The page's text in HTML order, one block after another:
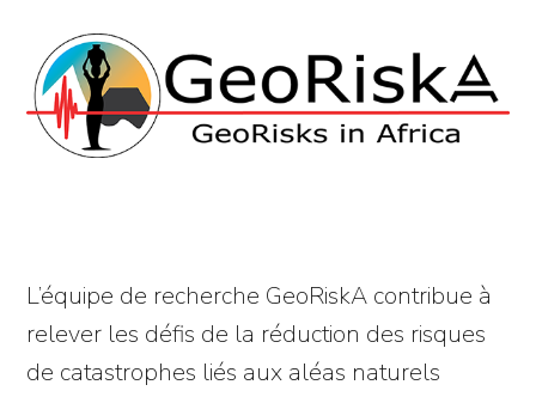
L’équipe de recherche GeoRiskA contribue à
relever les défis de la réduction des risques
de catastrophes liés aux aléas naturels